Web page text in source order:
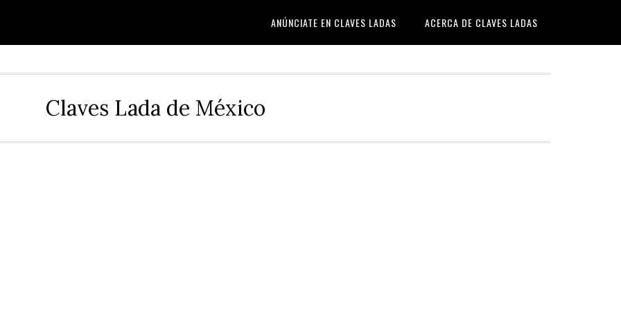
ANÚNCIATE EN CLAVES LADAS ACERCA DE CLAVES LADAS
Claves Lada de México